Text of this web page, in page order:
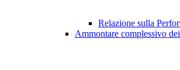
Relazione sulla
Ammontare complessivo